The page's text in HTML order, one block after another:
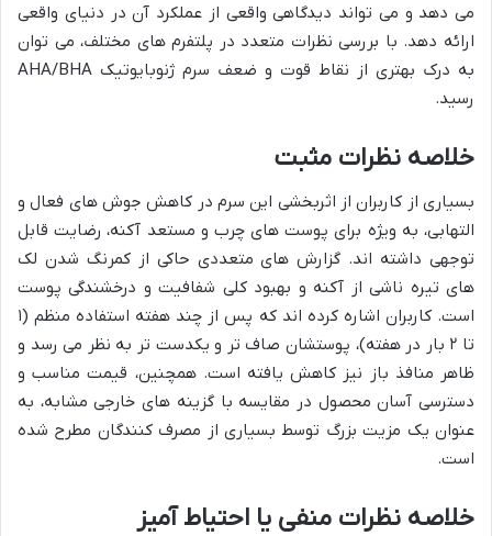
می دهد و می تواند دیدگاهی واقعی از عملکرد آن در دنیای واقعی
ارائه دهد. با بررسی نظرات متعدد در پلتفرم های مختلف، می توان
به درک بهتری از نقاط قوت و ضعف سرم ژنوبایوتیک AHA/BHA
رسید.
خلاصه نظرات مثبت
بسیاری از کاربران از اثربخشی این سرم در کاهش جوش های فعال و
التهابی، به ویژه برای پوست های چرب و مستعد آکنه، رضایت قابل
توجهی داشته اند. گزارش های متعددی حاکی از کمرنگ شدن لک
های تیره ناشی از آکنه و بهبود کلی شفافیت و درخشندگی پوست
است. کاربران اشاره کرده اند که پس از چند هفته استفاده منظم (۱
تا ۲ بار در هفته)، پوستشان صاف تر و یکدست تر به نظر می رسد و
ظاهر منافذ باز نیز کاهش یافته است. همچنین، قیمت مناسب و
دسترسی آسان محصول در مقایسه با گزینه های خارجی مشابه، به
عنوان یک مزیت بزرگ توسط بسیاری از مصرف کنندگان مطرح شده
است.
خلاصه نظرات منفی یا احتیاط آمیز